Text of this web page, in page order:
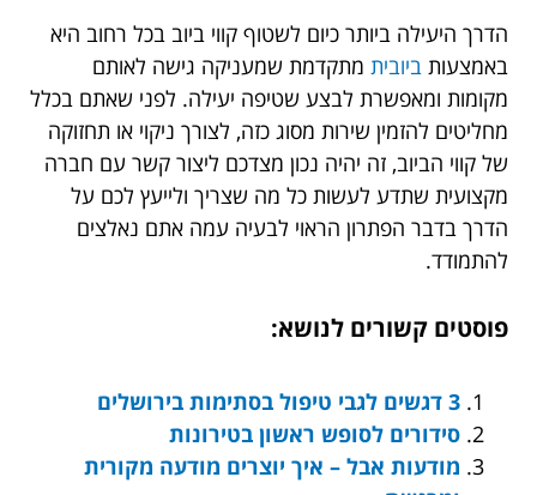
הדרך היעילה ביותר כיום לשטוף קווי ביוב בכל רחוב היא
באמצעות ביובית מתקדמת שמעניקה גישה לאותם
מקומות ומאפשרת לבצע שטיפה יעילה. לפני שאתם בכלל
מחליטים להזמין שירות מסוג כזה, לצורך ניקוי או תחזוקה
של קווי הביוב, זה יהיה נכון מצדכם ליצור קשר עם חברה
מקצועית שתדע לעשות כל מה שצריך ולייעץ לכם על
הדרך בדבר הפתרון הראוי לבעיה עמה אתם נאלצים
להתמודד.
פוסטים קשורים לנושא:
3 דגשים לגבי טיפול בסתימות בירושלים
סידורים לסופש ראשון בטירונות
מודעות אבל – איך יוצרים מודעה מקורית